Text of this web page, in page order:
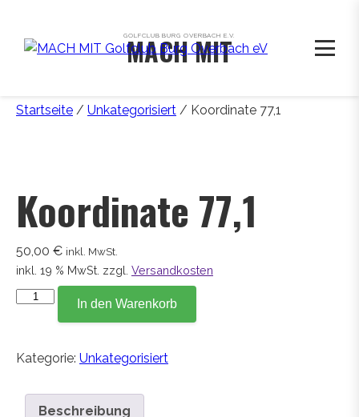
GOLFCLUB BURG OVERBACH E.V.
MACH MIT
Startseite / Unkategorisiert / Koordinate 77,1
Koordinate 77,1
50,00 € inkl. MwSt.
inkl. 19 % MwSt. zzgl. Versandkosten
Koordinate
In den Warenkorb
Kategorie: Unkategorisiert
Beschreibung